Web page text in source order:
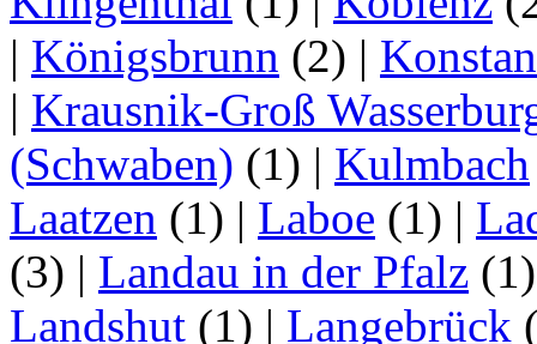
| Königsbrunn (2) |
| Krausnik-Groß
(Schwaben) (1) | Kulmbach
Laatzen (1) | Laboe (1) |
(3) | Landau in der Pfalz
Landshut (1) | Langebrück